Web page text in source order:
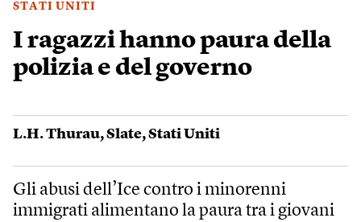
STATI UNITI
I ragazzi hanno paura della
polizia e del governo
L.H. Thurau,Slate,Stati Uniti
Gli abusi dell’Ice contro i minorenni
immigrati alimentano la paura tra i giovani